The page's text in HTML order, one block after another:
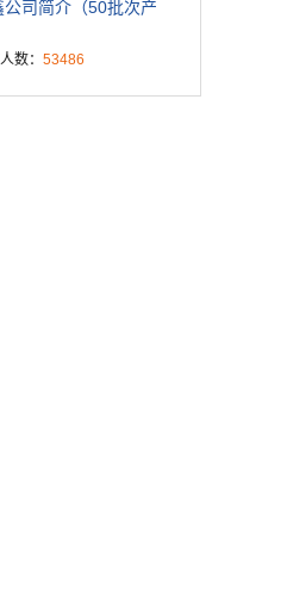
公司简介（50批次产
数： 53486